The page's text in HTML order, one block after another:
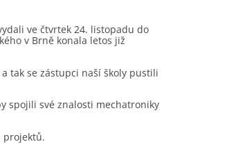
ve čtvrtek 24. listopadu do
v Brně konala letos již
tak se zástupci naší školy pustili
spojili své znalosti mechatroniky
projektů.